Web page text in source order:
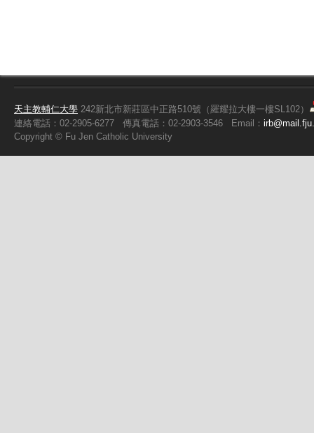
天主教輔仁大學 242新北市新莊區中正路510號（羅耀拉大樓一樓SL102）
連絡電話：02-2905-6277
傳真電話：02-2903-3546 Email：
Copyright © Fu Jen Catholic University